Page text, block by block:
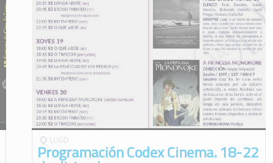
LUGO
Programación Codex Cinema. 18-22